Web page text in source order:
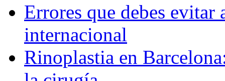
Errores que debes
internacional
Rinoplastia en